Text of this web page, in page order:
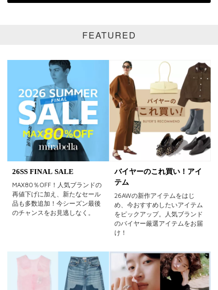
FEATURED
26SS FINAL SALE
MAX80％OFF！人気ブランドの
再値下げに加え、新たなセール
品も多数追加！今シーズン最後
のチャンスをお見逃しなく。
バイヤーのこれ買い！アイ
テム
26AWの新作アイテムをはじ
め、今おすすめしたいアイテム
をピックアップ。人気ブランド
のバイヤー厳選アイテムをお届
け！